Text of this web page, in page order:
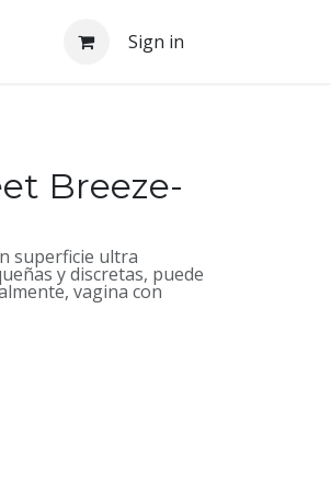
Sign in
Breeze-
superficie ultra
y discretas, puede
vagina con